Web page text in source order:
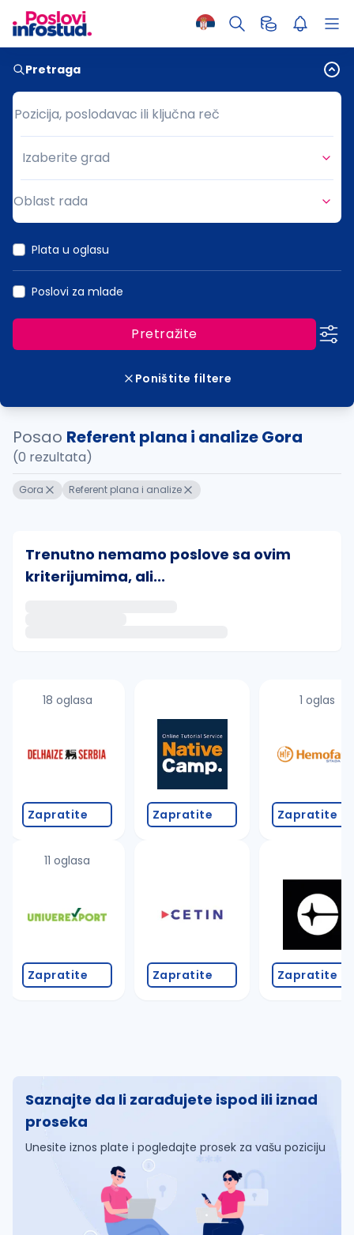
Pretraga
Pozicija, poslodavac ili ključna reč
Pozicija, poslodavac ili ključna reč
Grad
Izaberite grad
Oblast rada
Plata u oglasu
Poslovi za mlade
Pretražite
Poništite filtere
Posao Referent plana i analize Gora
(0 rezultata)
Gora Referent plana i analize
Trenutno nemamo poslove sa ovim
kriterijumima, ali...
proverite pravopisne greške (koristite č, ć, š, đ,
povećajte radijus za odabrani grad
promenite odabrane filtere pretrage
18 oglasa
Zapratite
11 oglasa
Zapratite
Zapratite
Zapratite
1 oglas
Zapratite
Zapratite
Saznajte da li zarađujete ispod ili iznad
proseka
Unesite iznos plate i pogledajte prosek za vašu poziciju